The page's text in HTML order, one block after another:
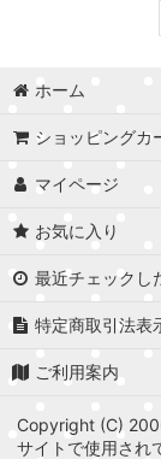
ホーム
ショッピングカ
マイページ
お気に入り
最近チェックし
特定商取引法表
ご利用案内
Copyright (C)
サイトで使用され